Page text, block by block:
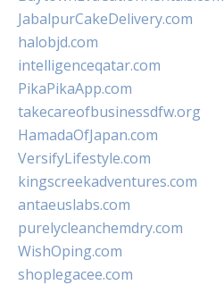
JabalpurCakeDelivery.com
halobjd.com
intelligenceqatar.com
PikaPikaApp.com
takecareofbusinessdfw.org
HamadaOfJapan.com
VersifyLifestyle.com
kingscreekadventures.com
antaeuslabs.com
purelycleanchemdry.com
WishOping.com
shoplegacee.com